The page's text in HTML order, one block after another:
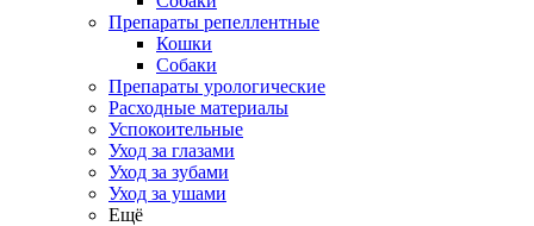
Препараты репеллентные
Кошки
Собаки
Препараты урологические
Расходные материалы
Успокоительные
Уход за глазами
Уход за зубами
Уход за ушами
Ещё